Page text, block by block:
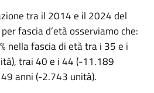
tra il 2014 e il 2024 del
fascia d’età osserviamo che:
nella fascia di età tra i 35 e i
trai 40 e i 44 (-11.189
anni (-2.743 unità).